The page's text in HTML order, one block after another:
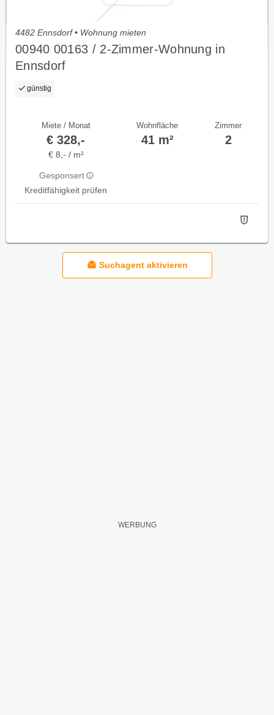
4482 Ennsdorf • Wohnung mieten
00940 00163 / 2-Zimmer-Wohnung in
Ennsdorf
günstig
Miete / Monat
€ 328,-
€ 8,- / m²
Gesponsert
Kreditfähigkeit prüfen
Wohnfläche
41 m²
Zimmer
2
Suchagent aktivieren